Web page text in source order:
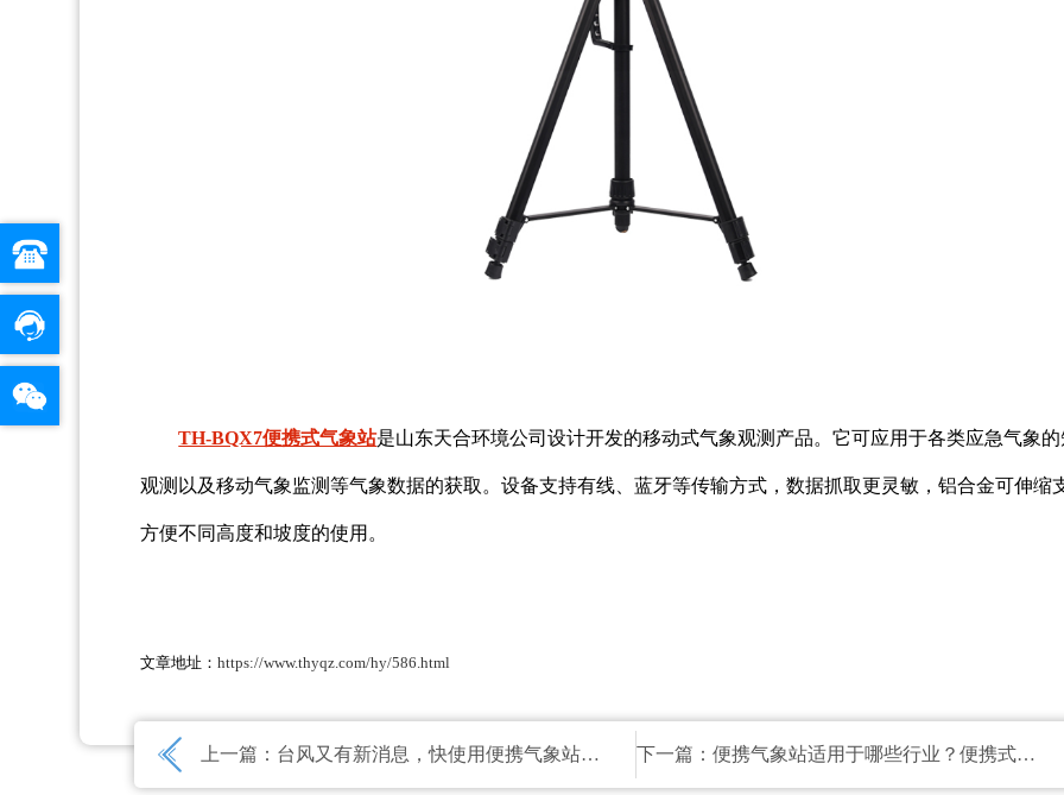
TH-BQX7便携式气象站是山东天合环境公司设计开发的移动式气象观测产品。它可应用于各类应急气象
观测以及移动气象监测等气象数据的获取。设备支持有线、蓝牙等传输方式，数据抓取更灵敏，铝合金可伸缩
方便不同高度和坡度的使用。
文章地址：https://www.thyqz.com/hy/586.html
上一篇： 台风又有新消息，快使用便携气象站应急观测气候变化~ 下一篇： 便携气象站适用于哪些行业？便携式气象站产品介绍~